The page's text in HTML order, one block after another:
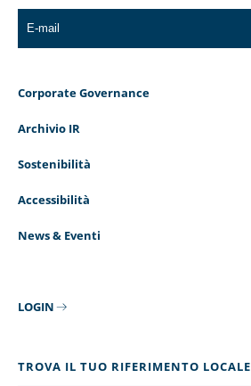
Corporate Governance
Archivio IR
Sostenibilità
Accessibilità
News & Eventi
LOGIN
TROVA IL TUO RIFERIMENTO LOCALE